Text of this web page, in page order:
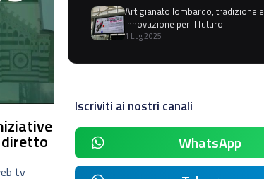
diretto
tv
Artigianato lombardo, tradizione e
innovazione per il futuro
1 Lug 2025
Iscriviti ai nostri canali
WhatsApp